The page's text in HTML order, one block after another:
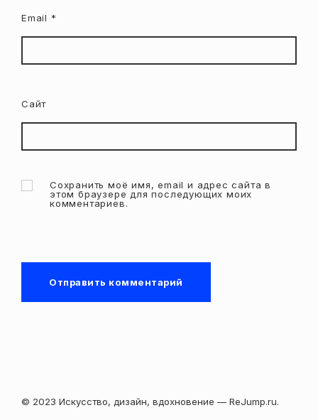
Email *
Сайт
Сохранить моё имя, email и адрес сайта в
этом браузере для последующих моих
комментариев.
© 2023 Искусство, дизайн, вдохновение — ReJump.ru.